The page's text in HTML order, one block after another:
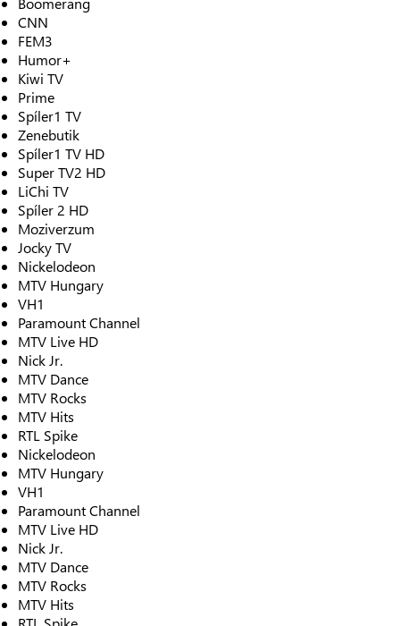
CNN
FEM3
Humor+
Kiwi TV
Prime
Spíler1 TV
Zenebutik
Spíler1 TV HD
Super TV2 HD
LiChi TV
Spíler 2 HD
Moziverzum
Jocky TV
Nickelodeon
MTV Hungary
VH1
Paramount Channel
MTV Live HD
Nick Jr.
MTV Dance
MTV Rocks
MTV Hits
RTL Spike
Nickelodeon
MTV Hungary
VH1
Paramount Channel
MTV Live HD
Nick Jr.
MTV Dance
MTV Rocks
MTV Hits